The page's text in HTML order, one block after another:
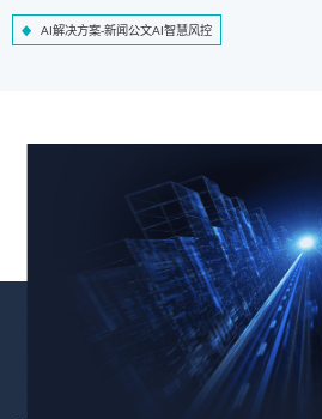
AI解决方案-新闻公文AI智慧风控